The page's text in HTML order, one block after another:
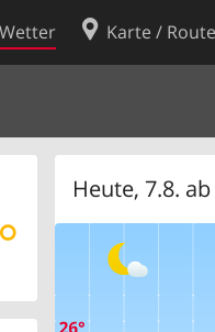
Wetter Karte / Route
Heute, 7.8.